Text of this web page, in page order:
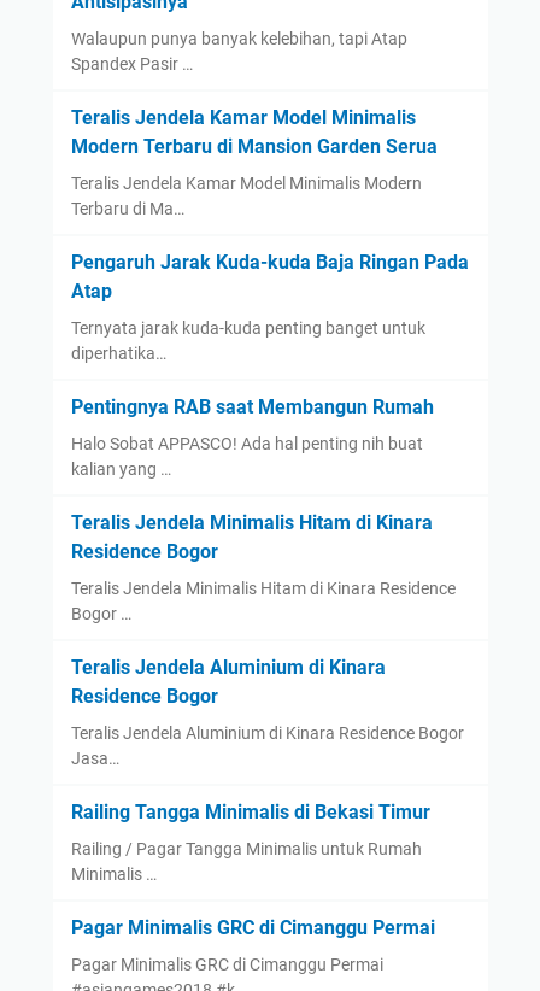
Walaupun punya banyak kelebihan, tapi Atap
Spandex Pasir …
Teralis Jendela Kamar Model Minimalis
Modern Terbaru di Mansion Garden Serua
Teralis Jendela Kamar Model Minimalis Modern
Terbaru di Ma…
Pengaruh Jarak Kuda-kuda Baja Ringan Pada
Atap
Ternyata jarak kuda-kuda penting banget untuk
diperhatika…
Pentingnya RAB saat Membangun Rumah
Halo Sobat APPASCO! Ada hal penting nih buat
kalian yang …
Teralis Jendela Minimalis Hitam di Kinara
Residence Bogor
Teralis Jendela Minimalis Hitam di Kinara Residence
Bogor …
Teralis Jendela Aluminium di Kinara
Residence Bogor
Teralis Jendela Aluminium di Kinara Residence Bogor
Jasa…
Railing Tangga Minimalis di Bekasi Timur
Railing / Pagar Tangga Minimalis untuk Rumah
Minimalis …
Pagar Minimalis GRC di Cimanggu Permai
Pagar Minimalis GRC di Cimanggu Permai